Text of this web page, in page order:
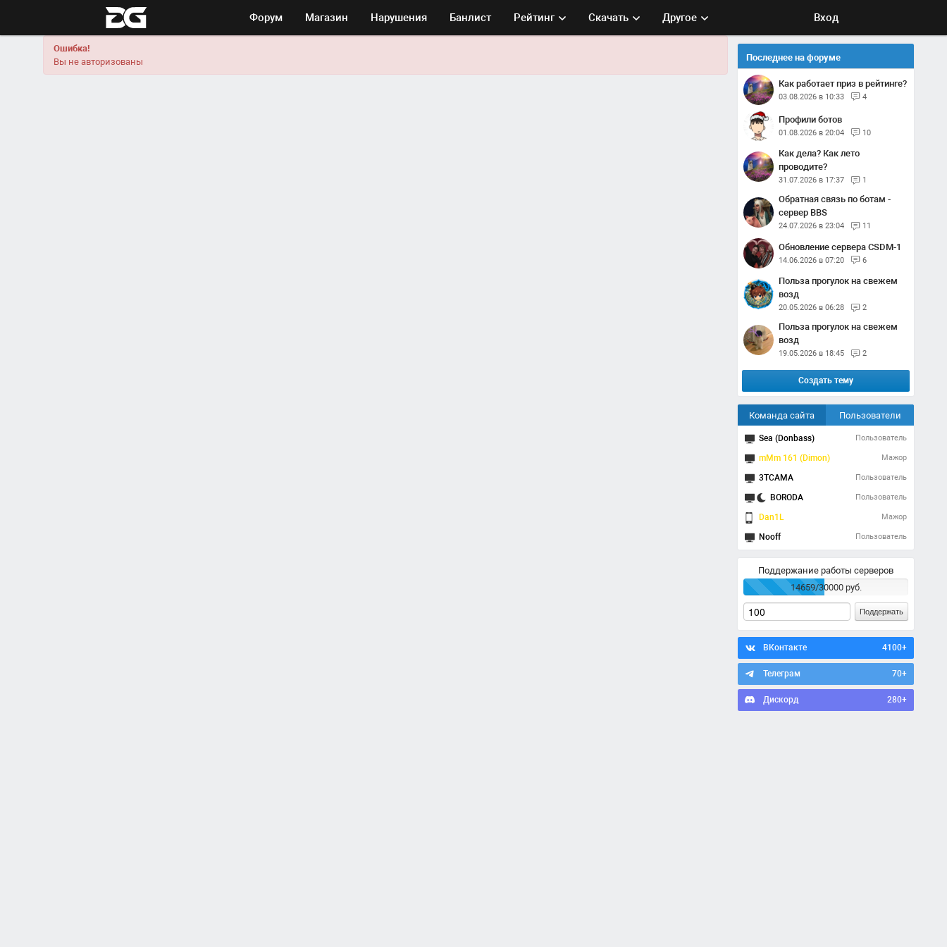
Форум Магазин Нарушения Банлист Рейтинг Скачать Другое Вход
Ошибка!
Вы не авторизованы
Последнее на форуме
Как работает приз в рейтинге?
03.08.2026 в 10:33 4
Профили ботов
01.08.2026 в 20:04 10
Как дела? Как лето
проводите?
31.07.2026 в 17:37 1
Обратная связь по ботам -
сервер BBS
24.07.2026 в 23:04 11
Обновление сервера CSDM-1
14.06.2026 в 07:20 6
Польза прогулок на свежем
возд
20.05.2026 в 06:28 2
Польза прогулок на свежем
возд
19.05.2026 в 18:45 2
Создать тему
Команда сайта Пользователи
Sea (Donbass) Пользователь
mMm 161 (Dimon) Мажор
3TCAMA Пользователь
BORODA Пользователь
Dan1L Мажор
Nooff Пользователь
Поддержание работы серверов
14659/30000 руб.
Поддержать
ВКонтакте 4100+
Телеграм 70+
Дискорд 280+